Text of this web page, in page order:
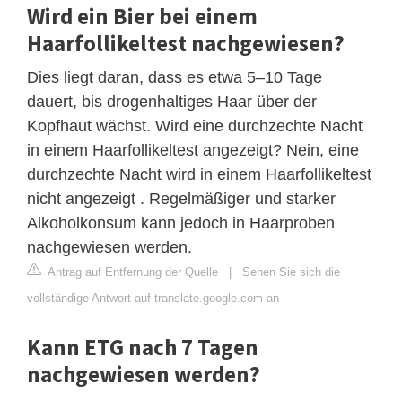
Wird ein Bier bei einem
Haarfollikeltest nachgewiesen?
Dies liegt daran, dass es etwa 5–10 Tage
dauert, bis drogenhaltiges Haar über der
Kopfhaut wächst. Wird eine durchzechte Nacht
in einem Haarfollikeltest angezeigt? Nein, eine
durchzechte Nacht wird in einem Haarfollikeltest
nicht angezeigt . Regelmäßiger und starker
Alkoholkonsum kann jedoch in Haarproben
nachgewiesen werden.
Antrag auf Entfernung der Quelle | Sehen Sie sich die
vollständige Antwort auf translate.google.com an
Kann ETG nach 7 Tagen
nachgewiesen werden?